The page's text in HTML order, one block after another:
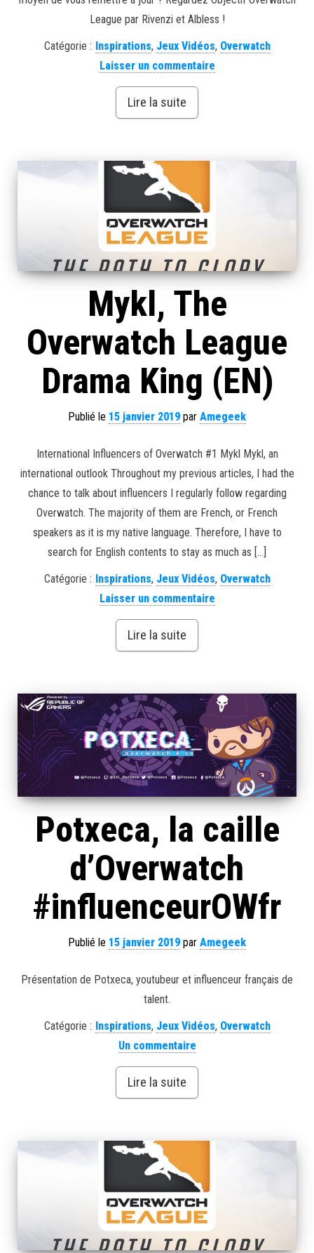
League par Rivenzi et Albless !
Catégorie : Inspirations, Jeux Vidéos, Overwatch
Laisser un commentaire
Lire la suite
Mykl, The
Overwatch League
Drama King (EN)
Publié le 15 janvier 2019 par Amegeek
International Influencers of Overwatch #1 Mykl Mykl, an
international outlook Throughout my previous articles, I had the
chance to talk about influencers I regularly follow regarding
Overwatch. The majority of them are French, or French
speakers as it is my native language. Therefore, I have to
search for English contents to stay as much as […]
Catégorie : Inspirations, Jeux Vidéos, Overwatch
Laisser un commentaire
Lire la suite
Potxeca, la caille
d’Overwatch
#influenceurOWfr
Publié le 15 janvier 2019 par Amegeek
Présentation de Potxeca, youtubeur et influenceur français de
talent.
Catégorie : Inspirations, Jeux Vidéos, Overwatch
Un commentaire
Lire la suite